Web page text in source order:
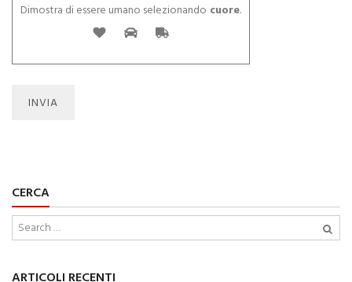
Dimostra di essere umano selezionando cuore.
CERCA
ARTICOLI RECENTI